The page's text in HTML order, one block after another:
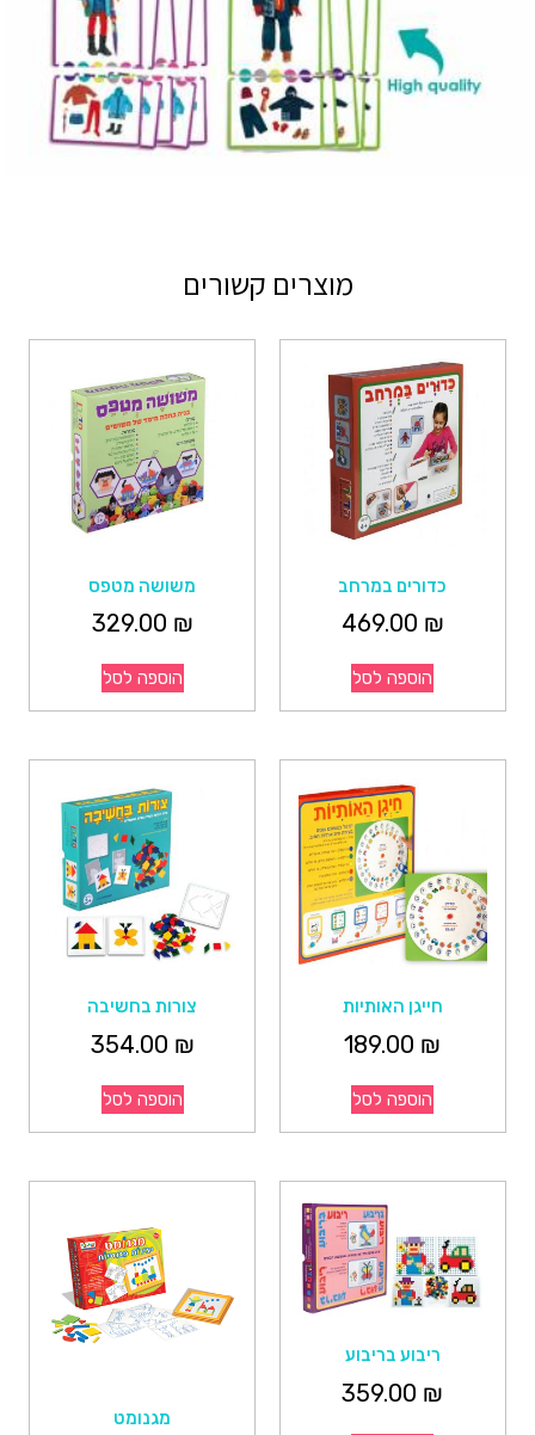
מוצרים קשורים
כדורים במרחב
469.00 ₪
הוספה לסל
משושה מטפס
329.00 ₪
הוספה לסל
חייגן האותיות
189.00 ₪
הוספה לסל
צורות בחשיבה
354.00 ₪
הוספה לסל
ריבוע בריבוע
359.00 ₪
מגנומט